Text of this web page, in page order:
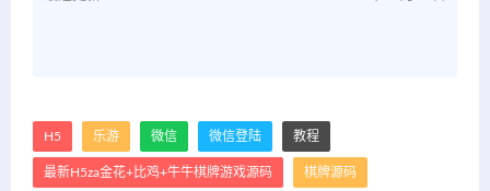
H5 乐游 微信 微信登陆 教程
最新H5za金花+比鸡+牛牛棋牌游戏源码 棋牌源码